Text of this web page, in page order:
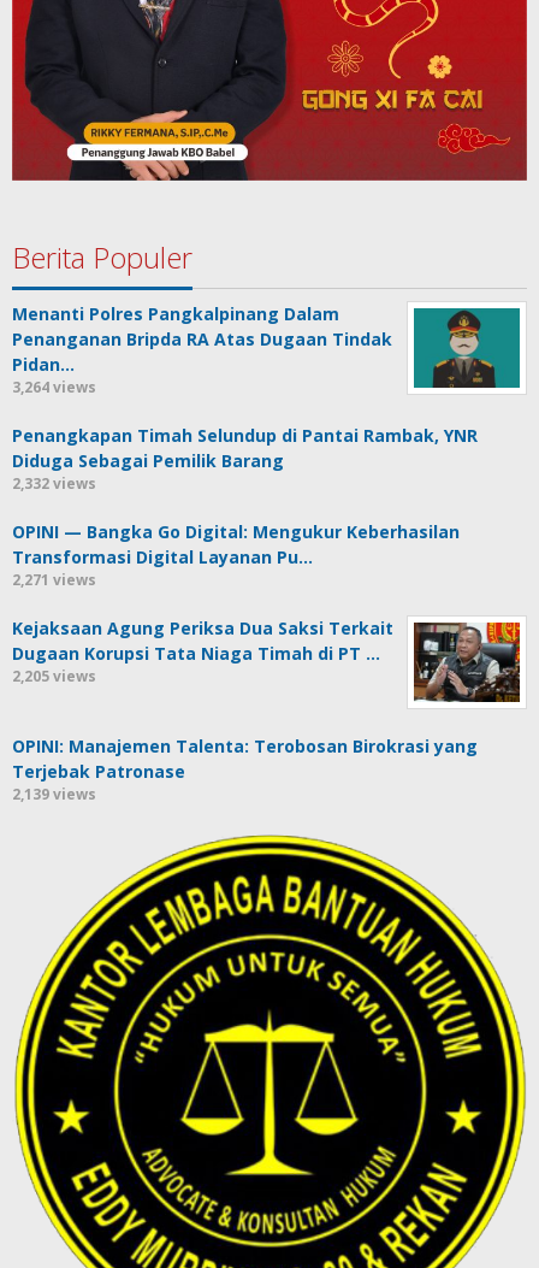
Berita Populer
Menanti Polres Pangkalpinang Dalam
Penanganan Bripda RA Atas Dugaan Tindak
Pidan…
3,264 views
Penangkapan Timah Selundup di Pantai Rambak, YNR
Diduga Sebagai Pemilik Barang
2,332 views
OPINI — Bangka Go Digital: Mengukur Keberhasilan
Transformasi Digital Layanan Pu…
2,271 views
Kejaksaan Agung Periksa Dua Saksi Terkait
Dugaan Korupsi Tata Niaga Timah di PT …
2,205 views
OPINI: Manajemen Talenta: Terobosan Birokrasi yang
Terjebak Patronase
2,139 views